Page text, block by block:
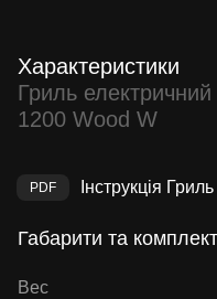
Характеристики
Гриль
1200 Wood W
Габарити та
Вес